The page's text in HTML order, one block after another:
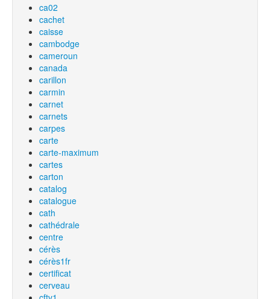
ca02
cachet
caisse
cambodge
cameroun
canada
carillon
carmin
carnet
carnets
carpes
carte
carte-maximum
cartes
carton
catalog
catalogue
cath
cathédrale
centre
cérès
cérès1fr
certificat
cerveau